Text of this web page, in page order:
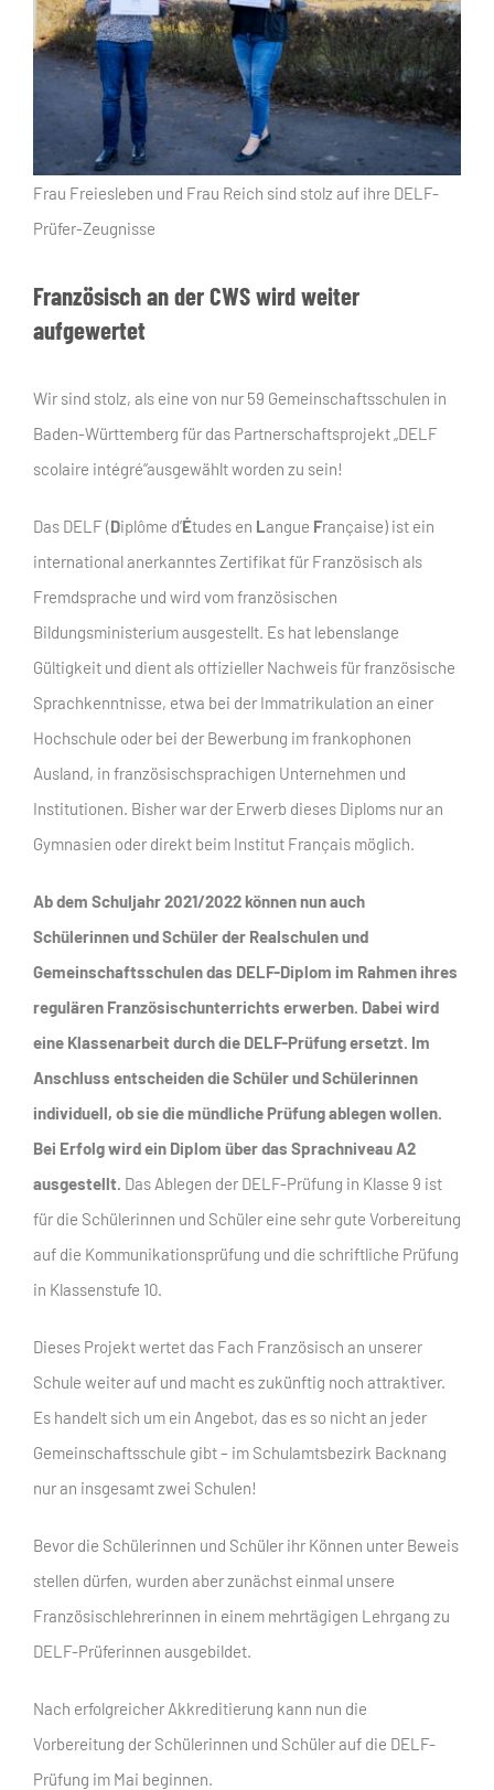
Frau Freiesleben und Frau Reich sind stolz auf ihre DELF-
Prüfer-Zeugnisse
Französisch an der CWS wird weiter
aufgewertet
Wir sind stolz, als eine von nur 59 Gemeinschaftsschulen in
Baden-Württemberg für das Partnerschaftsprojekt „DELF
scolaire intégré“ausgewählt worden zu sein!
Das DELF (Diplôme d’Études en Langue Française) ist ein
international anerkanntes Zertifikat für Französisch als
Fremdsprache und wird vom französischen
Bildungsministerium ausgestellt. Es hat lebenslange
Gültigkeit und dient als offizieller Nachweis für französische
Sprachkenntnisse, etwa bei der Immatrikulation an einer
Hochschule oder bei der Bewerbung im frankophonen
Ausland, in französischsprachigen Unternehmen und
Institutionen. Bisher war der Erwerb dieses Diploms nur an
Gymnasien oder direkt beim Institut Français möglich.
Ab dem Schuljahr 2021/2022 können nun auch
Schülerinnen und Schüler der Realschulen und
Gemeinschaftsschulen das DELF-Diplom im Rahmen ihres
regulären Französischunterrichts erwerben. Dabei wird
eine Klassenarbeit durch die DELF-Prüfung ersetzt. Im
Anschluss entscheiden die Schüler und Schülerinnen
individuell, ob sie die mündliche Prüfung ablegen wollen.
Bei Erfolg wird ein Diplom über das Sprachniveau A2
ausgestellt. Das Ablegen der DELF-Prüfung in Klasse 9 ist
für die Schülerinnen und Schüler eine sehr gute Vorbereitung
auf die Kommunikationsprüfung und die schriftliche Prüfung
in Klassenstufe 10.
Dieses Projekt wertet das Fach Französisch an unserer
Schule weiter auf und macht es zukünftig noch attraktiver.
Es handelt sich um ein Angebot, das es so nicht an jeder
Gemeinschaftsschule gibt – im Schulamtsbezirk Backnang
nur an insgesamt zwei Schulen!
Bevor die Schülerinnen und Schüler ihr Können unter Beweis
stellen dürfen, wurden aber zunächst einmal unsere
Französischlehrerinnen in einem mehrtägigen Lehrgang zu
DELF-Prüferinnen ausgebildet.
Nach erfolgreicher Akkreditierung kann nun die
Vorbereitung der Schülerinnen und Schüler auf die DELF-
Prüfung im Mai beginnen.